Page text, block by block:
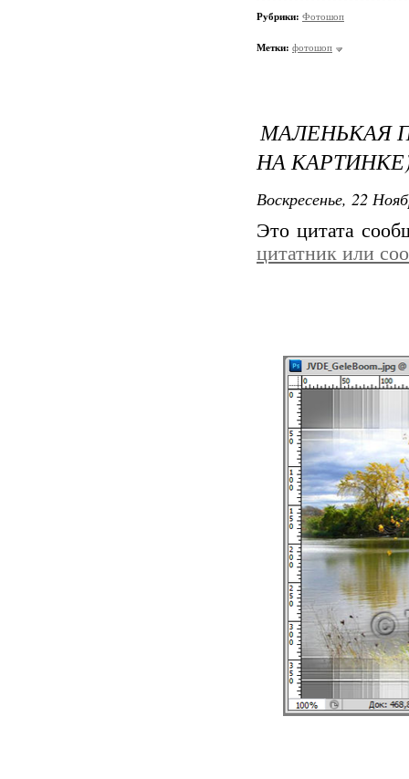
Рубрики: Фотошоп
Метки: фотошоп
МАЛЕНЬКАЯ
НА
Воскресенье, 22
Это цитата
цитатник или